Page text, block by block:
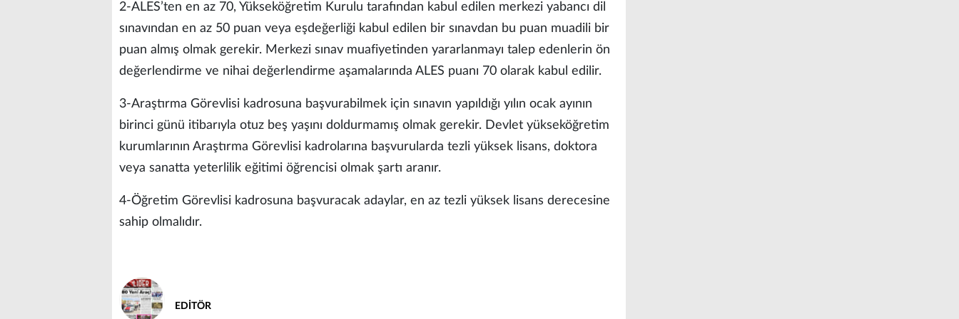
2-ALES’ten en az 70, Yükseköğretim Kurulu tarafından kabul edilen merkezi yabancı dil
sınavından en az 50 puan veya eşdeğerliği kabul edilen bir sınavdan bu puan muadili bir
puan almış olmak gerekir. Merkezi sınav muafiyetinden yararlanmayı talep edenlerin ön
değerlendirme ve nihai değerlendirme aşamalarında ALES puanı 70 olarak kabul edilir.
3-Araştırma Görevlisi kadrosuna başvurabilmek için sınavın yapıldığı yılın ocak ayının
birinci günü itibarıyla otuz beş yaşını doldurmamış olmak gerekir. Devlet yükseköğretim
kurumlarının Araştırma Görevlisi kadrolarına başvurularda tezli yüksek lisans, doktora
veya sanatta yeterlilik eğitimi öğrencisi olmak şartı aranır.
4-Öğretim Görevlisi kadrosuna başvuracak adaylar, en az tezli yüksek lisans derecesine
sahip olmalıdır.
EDİTÖR